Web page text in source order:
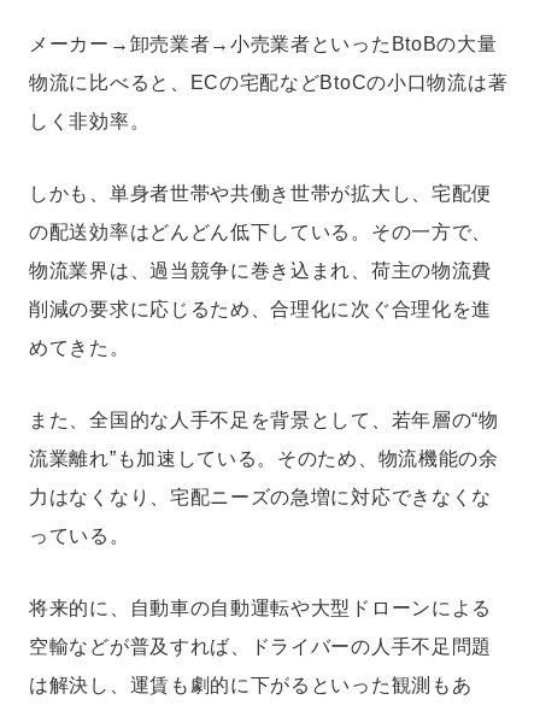
メーカー→卸売業者→小売業者といったBtoBの大量
物流に比べると、ECの宅配などBtoCの小口物流は著
しく非効率。
しかも、単身者世帯や共働き世帯が拡大し、宅配便
の配送効率はどんどん低下している。その一方で、
物流業界は、過当競争に巻き込まれ、荷主の物流費
削減の要求に応じるため、合理化に次ぐ合理化を進
めてきた。
また、全国的な人手不足を背景として、若年層の“物
流業離れ”も加速している。そのため、物流機能の余
力はなくなり、宅配ニーズの急増に対応できなくな
っている。
将来的に、自動車の自動運転や大型ドローンによる
空輸などが普及すれば、ドライバーの人手不足問題
は解決し、運賃も劇的に下がるといった観測もあ